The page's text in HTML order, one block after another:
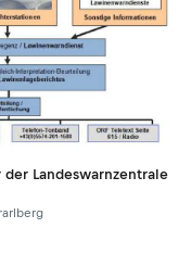
Landeswarnzentrale